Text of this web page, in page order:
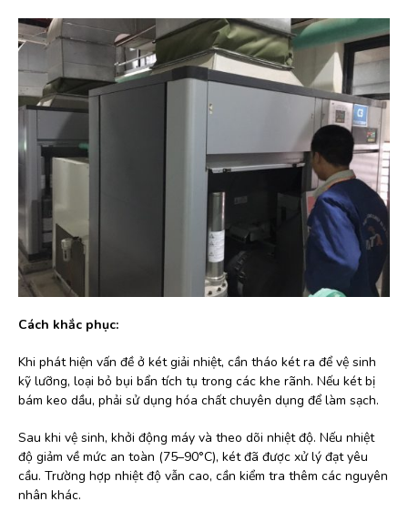
Cách khắc phục:
Khi phát hiện vấn đề ở két giải nhiệt, cần tháo két ra để vệ sinh
kỹ lưỡng, loại bỏ bụi bẩn tích tụ trong các khe rãnh. Nếu két bị
bám keo dầu, phải sử dụng hóa chất chuyên dụng để làm sạch.
Sau khi vệ sinh, khởi động máy và theo dõi nhiệt độ. Nếu nhiệt
độ giảm về mức an toàn (75–90°C), két đã được xử lý đạt yêu
cầu. Trường hợp nhiệt độ vẫn cao, cần kiểm tra thêm các nguyên
nhân khác.